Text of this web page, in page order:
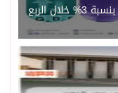
“الإحصاء”: الاقتصاد السعودي يسجل نموًا بنسبة 3% خلال الربع